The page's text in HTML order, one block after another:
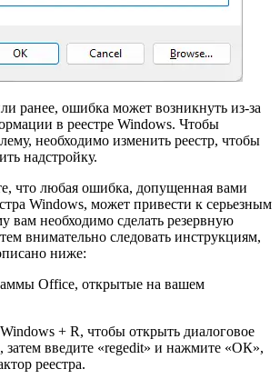
ранее, ошибка может возникнуть из-за
в реестре Windows. Чтобы
необходимо изменить реестр, чтобы
надстройку.
что любая ошибка, допущенная вами
Windows, может привести к серьезным
вам необходимо сделать резервную
внимательно следовать инструкциям,
ниже:
Office, открытые на вашем
+ R, чтобы открыть диалоговое
введите «regedit» и нажмите «ОК»,
реестра.